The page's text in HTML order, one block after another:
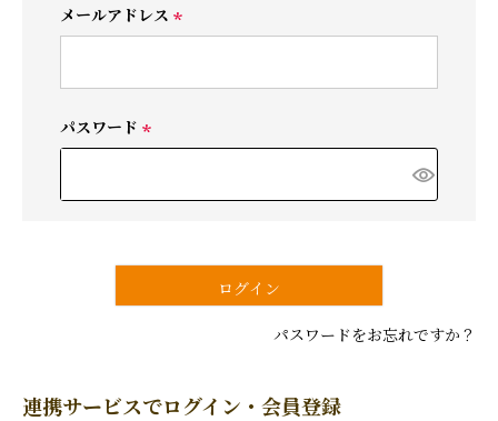
メールアドレス
須
パスワード
須
ログイン
パスワードをお忘れですか？
連携サービスでログイン・会員登録